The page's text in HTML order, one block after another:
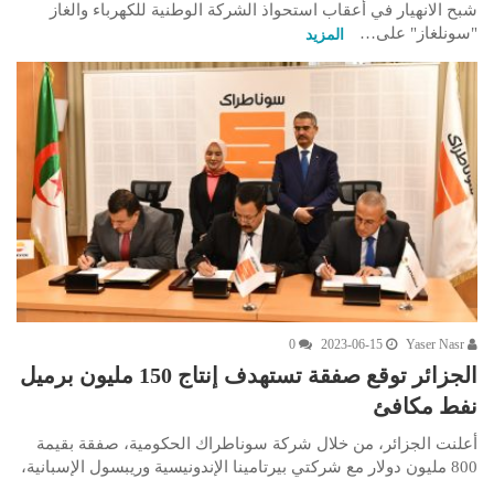
شبح الانهيار في أعقاب استحواذ الشركة الوطنية للكهرباء والغاز
"سونلغاز" على…
المزيد
2023-06-15
0
الجزائر توقع صفقة تستهدف إنتاج 150 مليون برميل
نفط مكافئ
أعلنت الجزائر، من خلال شركة سوناطراك الحكومية، صفقة بقيمة
800 مليون دولار مع شركتي بيرتامينا الإندونيسية وريبسول الإسبانية،